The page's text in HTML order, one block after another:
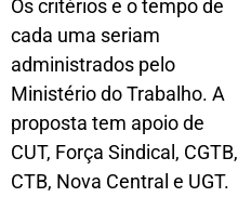
Os critérios e o tempo de
cada uma seriam
administrados pelo
Ministério do Trabalho. A
proposta tem apoio de
CUT, Força Sindical, CGTB,
CTB, Nova Central e UGT.